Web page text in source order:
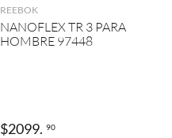
REEBOK
NANOFLEX TR 3 PARA
HOMBRE 97448
$2099. 90